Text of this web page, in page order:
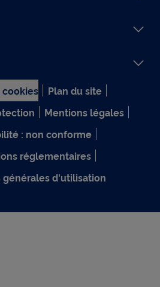
cookies
Plan du site
Mentions légales
: non conforme
réglementaires
générales d'utilisation